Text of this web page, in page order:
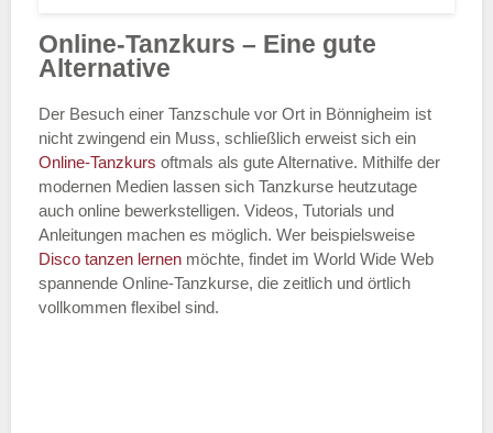
Online-Tanzkurs – Eine gute
Alternative
Der Besuch einer Tanzschule vor Ort in Bönnigheim ist
nicht zwingend ein Muss, schließlich erweist sich ein
Online-Tanzkurs oftmals als gute Alternative. Mithilfe der
modernen Medien lassen sich Tanzkurse heutzutage
auch online bewerkstelligen. Videos, Tutorials und
Anleitungen machen es möglich. Wer beispielsweise
Disco tanzen lernen möchte, findet im World Wide Web
spannende Online-Tanzkurse, die zeitlich und örtlich
vollkommen flexibel sind.